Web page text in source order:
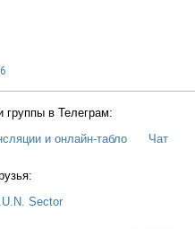
группы в Телеграм:
и онлайн-табло Чат
Sector